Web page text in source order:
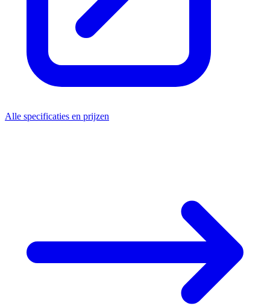
Alle specificaties en prijzen